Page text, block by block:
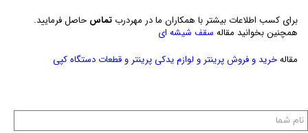
برای کسب اطلاعات بیشتر با همکاران ما در مهردرب تماس حاصل فرمایید.
همچنین بخوانید مقاله سقف شیشه ای
مقالهخرید و فروش پرینتر و لوازم یدکی پرینتر و قطعات دستگاه کپی